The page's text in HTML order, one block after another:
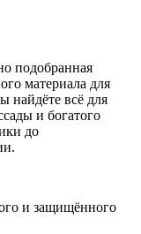
подобранная
материала для
найдёте всё для
и богатого
до
и защищённого